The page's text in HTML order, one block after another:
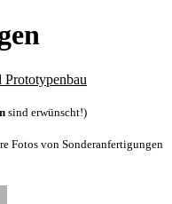
Prototypenbau
sind erwünscht!)
Fotos von Sonderanfertigungen